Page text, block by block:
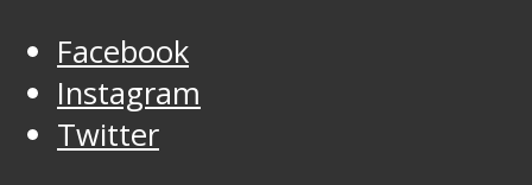
Facebook
Instagram
Twitter